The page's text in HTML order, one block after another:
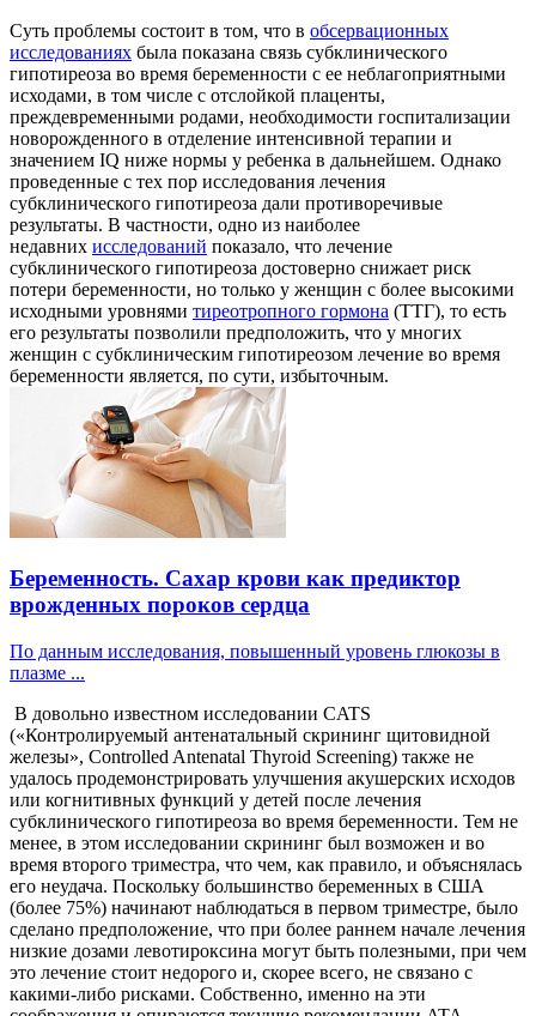
Суть проблемы состоит в том, что в обсервационных
исследованиях была показана связь субклинического
гипотиреоза во время беременности с ее неблагоприятными
исходами, в том числе с отслойкой плаценты,
преждевременными родами, необходимости госпитализации
новорожденного в отделение интенсивной терапии и
значением IQ ниже нормы у ребенка в дальнейшем. Однако
проведенные с тех пор исследования лечения
субклинического гипотиреоза дали противоречивые
результаты. В частности, одно из наиболее
недавних исследований показало, что лечение
субклинического гипотиреоза достоверно снижает риск
потери беременности, но только у женщин с более высокими
исходными уровнями тиреотропного гормона (ТТГ), то есть
его результаты позволили предположить, что у многих
женщин с субклиническим гипотиреозом лечение во время
беременности является, по сути, избыточным.
Беременность. Сахар крови как предиктор
врожденных пороков сердца
По данным исследования, повышенный уровень глюкозы в
плазме ...
В довольно известном исследовании CATS
(«Контролируемый антенатальный скрининг щитовидной
железы», Controlled Antenatal Thyroid Screening) также не
удалось продемонстрировать улучшения акушерских исходов
или когнитивных функций у детей после лечения
субклинического гипотиреоза во время беременности. Тем не
менее, в этом исследовании скрининг был возможен и во
время второго триместра, что чем, как правило, и объяснялась
его неудача. Поскольку большинство беременных в США
(более 75%) начинают наблюдаться в первом триместре, было
сделано предположение, что при более раннем начале лечения
низкие дозами левотироксина могут быть полезными, при чем
это лечение стоит недорого и, скорее всего, не связано с
какими-либо рисками. Собственно, именно на эти